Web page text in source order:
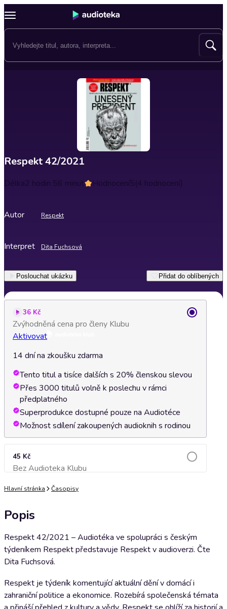
Respekt 42/2021
Délka2 hodin 56 minut Hodnocení5(4 hodnocení)
Autor Respekt
Interpret Dita Fuchsová
Poslouchat ukázku Přidat do oblíbených
36 Kč
Zvýhodněná cena pro členy Klubu
Aktivovat
14 dní na zkoušku zdarma
Tento titul a tisíce dalších s 20% členskou slevou
Přes 3000 titulů volně k poslechu v rámci
předplatného
Superprodukce dostupné pouze na Audiotéce
Možnost sdílení zakoupených audioknih s rodinou
45 Kč
Bez Audioteka KlubuPřidat do košíku
Hlavní stránka Časopisy
Popis
Respekt 42/2021 – Audiotéka ve spolupráci s českým
týdeníkem Respekt představuje Respekt v audioverzi. Čte
Dita Fuchsová.
Respekt je týdeník komentující aktuální dění v domácí i
zahraniční politice a ekonomice. Rozebírá společenská témata